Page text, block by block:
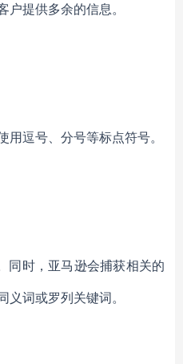
提供多余的信息。
逗号、分号等标点符号。
同时，亚马逊会捕获相关的
义词或罗列关键词。